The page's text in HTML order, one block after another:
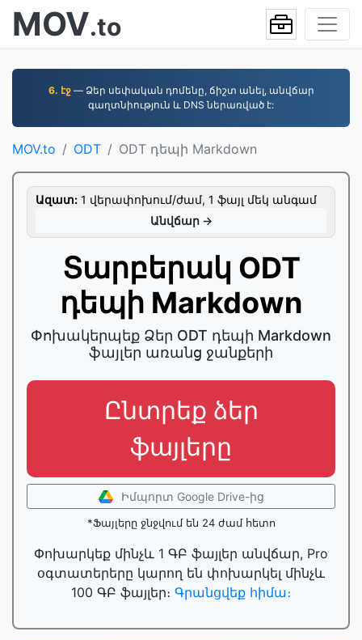
MOV.to
6. էջ— Ձեր սեփական դոմենը, ճիշտ անել, անվճար
գաղտնիություն և DNS ներառված է:
MOV.to ODT ODT դեպի Markdown
Ազատ: 1 վերափոխում/ժամ, 1 ֆայլ մեկ անգամ
Անվճար →
Տարբերակ ODT
դեպի Markdown
Փոխակերպեք Ձեր ODT դեպի Markdown
ֆայլեր առանց ջանքերի
Ընտրեք ձեր
ֆայլերը
Իմպորտ Google Drive-ից
*Ֆայլերը ջնջվում են 24 ժամ հետո
Փոխարկեք մինչև 1 ԳԲ ֆայլեր անվճար, Pro
օգտատերերը կարող են փոխարկել մինչև
100 ԳԲ ֆայլեր։ Գրանցվեք հիմա։